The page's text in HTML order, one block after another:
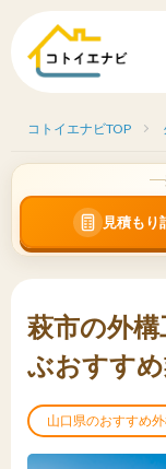
コトイエナビTOP
見積もり
萩市の外
ぶおすす
山口県のおすすめ